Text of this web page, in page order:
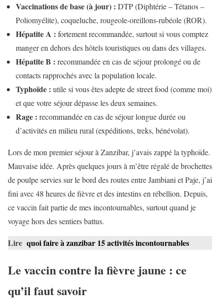
Vaccinations de base (à jour) : DTP (Diphtérie – Tétanos –
Poliomyélite), coqueluche, rougeole-oreillons-rubéole (ROR).
Hépatite A : fortement recommandée, surtout si vous comptez
manger en dehors des hôtels touristiques ou dans des villages.
Hépatite B : recommandée en cas de séjour prolongé ou de
contacts rapprochés avec la population locale.
Typhoïde : utile si vous êtes adepte de street food (comme moi)
et que votre séjour dépasse les deux semaines.
Rage : recommandée en cas de séjour longue durée ou
d’activités en milieu rural (expéditions, treks, bénévolat).
Lors de mon premier séjour à Zanzibar, j’avais zappé la typhoïde.
Mauvaise idée. Après quelques jours à m’être régalé de brochettes
de poulpe servies sur le bord des routes entre Jambiani et Paje, j’ai
fini avec 48 heures de fièvre et des intestins en rébellion. Depuis,
ce vaccin fait partie de mes incontournables, surtout quand je
voyage hors des sentiers battus.
Lire quoi faire à zanzibar 15 activités incontournables
Le vaccin contre la fièvre jaune : ce
qu’il faut savoir